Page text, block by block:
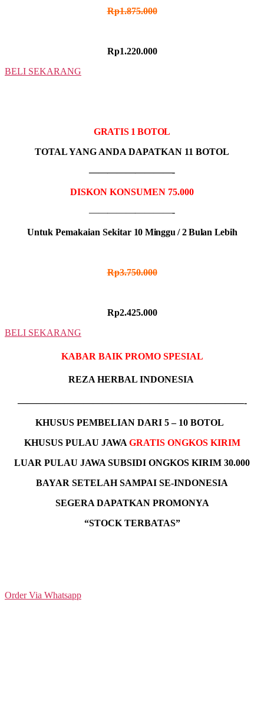
Rp1.875.000
Rp1.220.000
BELI SEKARANG
GRATIS 1 BOTOL
TOTAL YANG ANDA DAPATKAN 11 BOTOL
—————————-
DISKON KONSUMEN 75.000
—————————-
Untuk Pemakaian Sekitar 10 Minggu / 2 Bulan Lebih
Rp3.750.000
Rp2.425.000
BELI SEKARANG
KABAR BAIK PROMO SPESIAL
REZA HERBAL INDONESIA
————————————————————————-
KHUSUS PEMBELIAN DARI 5 – 10 BOTOL
KHUSUS PULAU JAWA GRATIS ONGKOS KIRIM
LUAR PULAU JAWA SUBSIDI ONGKOS KIRIM 30.000
BAYAR SETELAH SAMPAI SE-INDONESIA
SEGERA DAPATKAN PROMONYA
“STOCK TERBATAS”
Order Via Whatsapp